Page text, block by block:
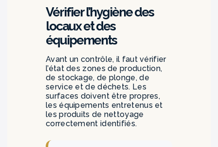
Vérifier l’hygiène des
locaux et des
équipements
Avant un contrôle, il faut vérifier
l’état des zones de production,
de stockage, de plonge, de
service et de déchets. Les
surfaces doivent être propres,
les équipements entretenus et
les produits de nettoyage
correctement identifiés.